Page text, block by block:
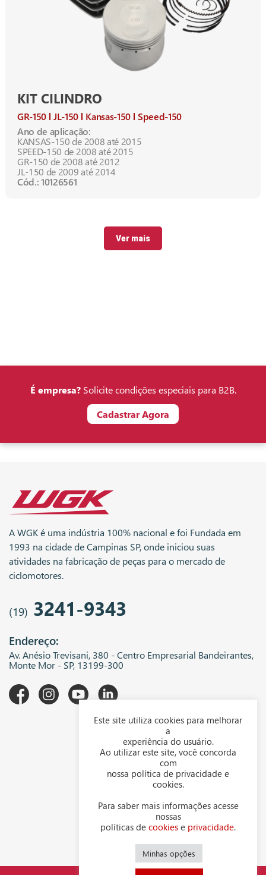
KIT CILINDRO
GR-150 JL-150 Kansas-150 Speed-150
Ano de aplicação:
KANSAS-150 de 2008 até 2015
SPEED-150 de 2008 até 2015
GR-150 de 2008 até 2012
JL-150 de 2009 até 2014
Cód.: 10126561
Ver mais
É empresa?Solicite condições especiais para B2B.
Cadastrar Agora
A WGK é uma indústria 100% nacional e foi Fundada em
1993 na cidade de Campinas SP, onde iniciou suas
atividades na fabricação de peças para o mercado de
ciclomotores.
(19) 3241-9343
Endereço:
Av. Anésio Trevisani, 380 - Centro Empresarial Bandeirantes,
Monte Mor - SP, 13199-300
Downloads
Representantes
Política de privacidade
Política de cookies
Contato
Este site utiliza cookies para melhorar
a
experiência do usuário.
Ao utilizar este site, você concorda
com
nossa política de privacidade e
cookies.
Para saber mais informações acesse
nossas
políticas de cookies e privacidade.
Minhas opções